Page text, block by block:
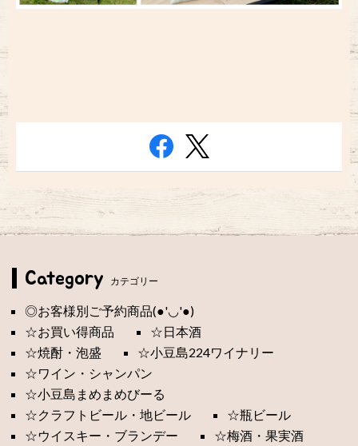
Category カテゴリー
◎お客様別ご予約商品(●'◡'●)
☆お買い得商品
☆日本酒
☆焼酎・泡盛
☆小豆島224ワイナリー
☆ワイン・シャンパン
☆小豆島まめまめびーる
☆クラフトビール・地ビール
☆瓶ビール
☆ウイスキー・ブランデー
☆梅酒・果実酒